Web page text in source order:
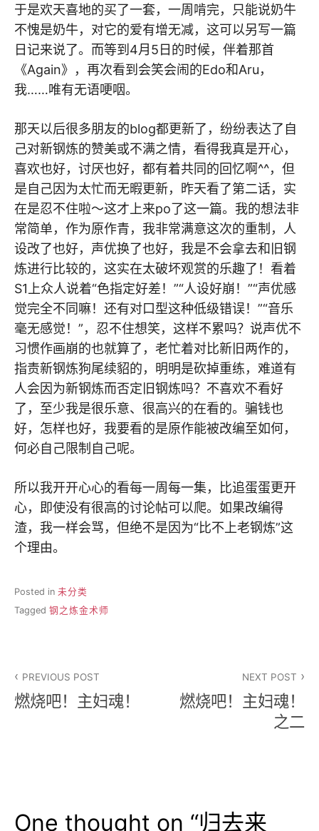
于是欢天喜地的买了一套，一周啃完，只能说奶牛
不愧是奶牛，对它的爱有增无减，这可以另写一篇
日记来说了。而等到4月5日的时候，伴着那首
《Again》，再次看到会笑会闹的Edo和Aru，
我……唯有无语哽咽。
那天以后很多朋友的blog都更新了，纷纷表达了自
己对新钢炼的赞美或不满之情，看得我真是开心，
喜欢也好，讨厌也好，都有着共同的回忆啊^^，但
是自己因为太忙而无暇更新，昨天看了第二话，实
在是忍不住啦～这才上来po了这一篇。我的想法非
常简单，作为原作青，我非常满意这次的重制，人
设改了也好，声优换了也好，我是不会拿去和旧钢
炼进行比较的，这实在太破坏观赏的乐趣了！看着
S1上众人说着“色指定好差！”“人设好崩！”“声优感
觉完全不同嘛！还有对口型这种低级错误！”“音乐
毫无感觉！”，忍不住想笑，这样不累吗？说声优不
习惯作画崩的也就算了，老忙着对比新旧两作的，
指责新钢炼狗尾续貂的，明明是砍掉重练，难道有
人会因为新钢炼而否定旧钢炼吗？不喜欢不看好
了，至少我是很乐意、很高兴的在看的。骗钱也
好，怎样也好，我要看的是原作能被改编至如何，
何必自己限制自己呢。
所以我开开心心的看每一周每一集，比追蛋蛋更开
心，即使没有很高的讨论帖可以爬。如果改编得
渣，我一样会骂，但绝不是因为“比不上老钢炼”这
个理由。
Posted in 未分类
Tagged 钢之炼金术师
章
PREVIOUS POST
燃烧吧！主妇魂！
NEXT POST
燃烧吧！主妇魂！
之二
One thought on “归去来